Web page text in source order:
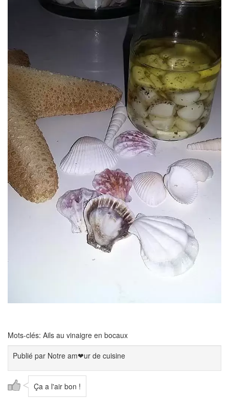
Mots-clés: Ails au vinaigre en bocaux
Publié par Notre am❤ur de cuisine
Ça a l'air bon !